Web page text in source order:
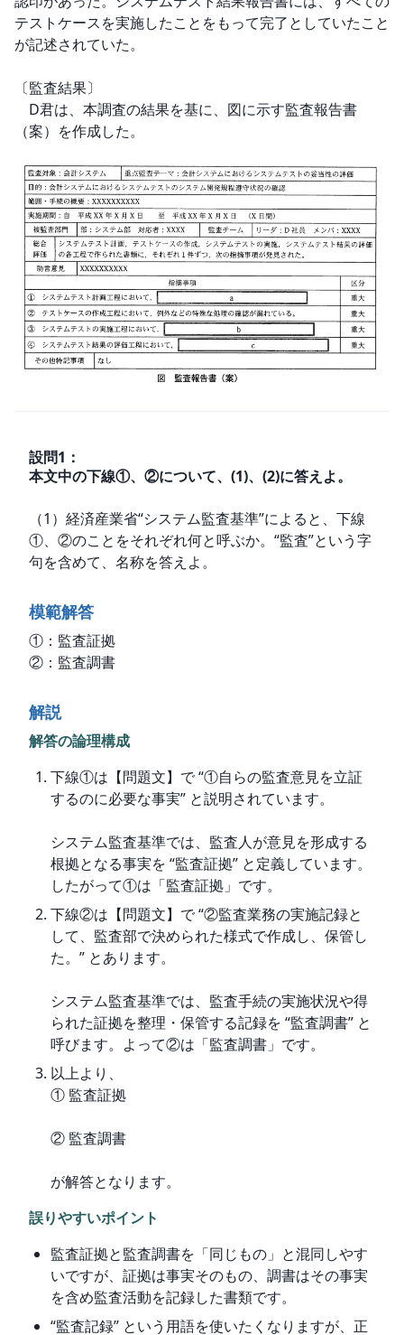
テストケースを実施したことをもって完了としていたこと
が記述されていた。
〔監査結果〕
D君は、本調査の結果を基に、図に示す監査報告書
（案）を作成した。
設問1 ：
本文中の下線①、②について、(1)、(2)に答えよ。
（1）経済産業省“システム監査基準”によると、下線
①、②のことをそれぞれ何と呼ぶか。“監査”という字
句を含めて、名称を答えよ。
模範解答
①：監査証拠
②：監査調書
解説
解答の論理構成
下線①は【問題文】で “①自らの監査意見を立証
するのに必要な事実” と説明されています。
システム監査基準では、監査人が意見を形成する
根拠となる事実を “監査証拠” と定義しています。
したがって①は「監査証拠」です。
下線②は【問題文】で “②監査業務の実施記録と
して、監査部で決められた様式で作成し、保管し
た。” とあります。
システム監査基準では、監査手続の実施状況や得
られた証拠を整理・保管する記録を “監査調書” と
呼びます。よって②は「監査調書」です。
以上より、
① 監査証拠
② 監査調書
が解答となります。
誤りやすいポイント
監査証拠と監査調書を「同じもの」と混同しやす
いですが、証拠は事実そのもの、調書はその事実
を含め監査活動を記録した書類です。
“監査記録” という用語を使いたくなりますが、正